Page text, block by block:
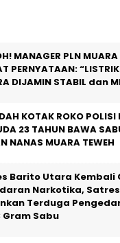
MANAGER PLN
PERNYATAAN:
DIJAMIN STABIL dan
KOTAK ROKO POLISI
23 TAHUN BAWA
NANAS MUARA TEWEH
Barito Utara Kembali
Narkotika,
Terduga
Gram Sabu